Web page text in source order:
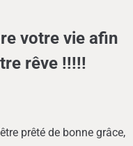
votre vie afin
rêve !!!!!
prêté de bonne grâce,